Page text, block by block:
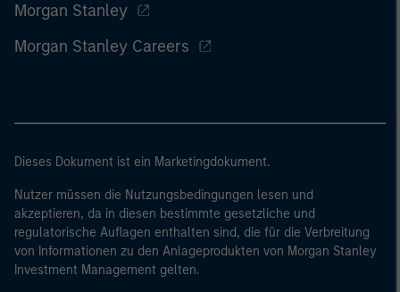
Morgan Stanley
Morgan Stanley Careers
Dieses Dokument ist ein Marketingdokument.
Nutzer müssen die Nutzungsbedingungen lesen und
akzeptieren, da in diesen bestimmte gesetzliche und
regulatorische Auflagen enthalten sind, die für die Verbreitung
von Informationen zu den Anlageprodukten von Morgan Stanley
Investment Management gelten.